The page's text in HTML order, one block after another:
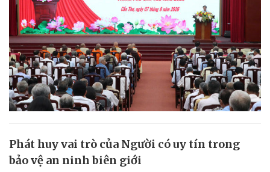
Phát huy vai trò của Người có uy tín trong
bảo vệ an ninh biên giới